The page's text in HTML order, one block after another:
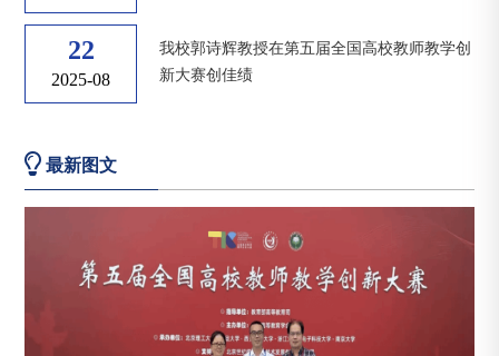
22
2025-08
我校郭诗辉教授在第五届全国高校教师教学创
新大赛创佳绩
最新图文